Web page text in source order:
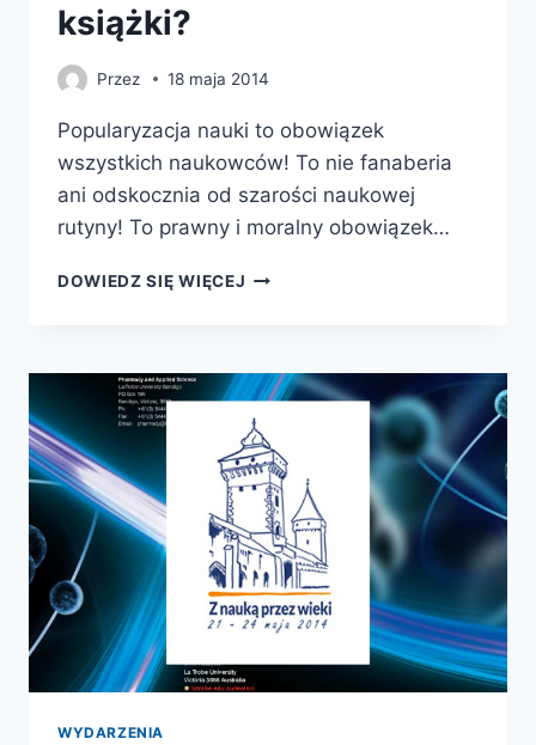
książki?
Przez 18 maja 2014
Popularyzacja nauki to obowiązek
wszystkich naukowców! To nie fanaberia
ani odskocznia od szarości naukowej
rutyny! To prawny i moralny obowiązek…
DOWIEDZ SIĘ WIĘCEJ PO
KSIĄŻKI?
WYDARZENIA